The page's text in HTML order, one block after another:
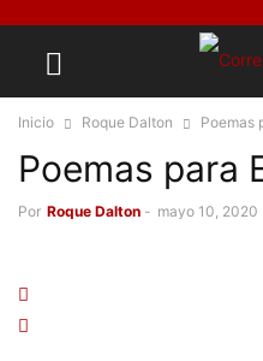
Inicio Roque Dalton Poemas
Poemas para
Por Roque Dalton - mayo 10, 2020